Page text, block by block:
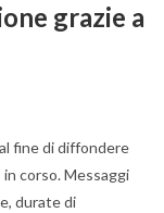
grazie a
fine di diffondere
corso. Messaggi
durate di